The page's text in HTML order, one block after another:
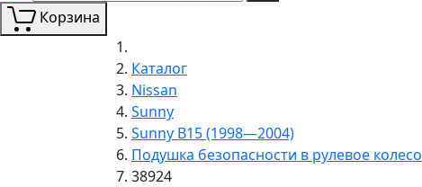
Корзина
Каталог
Nissan
Sunny
Sunny B15 (1998—2004)
Подушка безопасности в рулевое колесо
38924